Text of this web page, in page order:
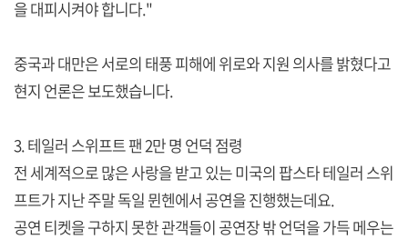
을 대피시켜야 합니다."
중국과 대만은 서로의 태풍 피해에 위로와 지원 의사를 밝혔다고
현지 언론은 보도했습니다.
3. 테일러 스위프트 팬 2만 명 언덕 점령
전 세계적으로 많은 사랑을 받고 있는 미국의 팝스타 테일러 스위
프트가 지난 주말 독일 뮌헨에서 공연을 진행했는데요.
공연 티켓을 구하지 못한 관객들이 공연장 밖 언덕을 가득 메우는